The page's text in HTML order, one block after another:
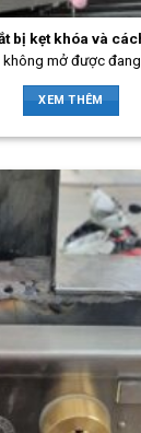
bị kẹt khóa và
mở được
XEM THÊM